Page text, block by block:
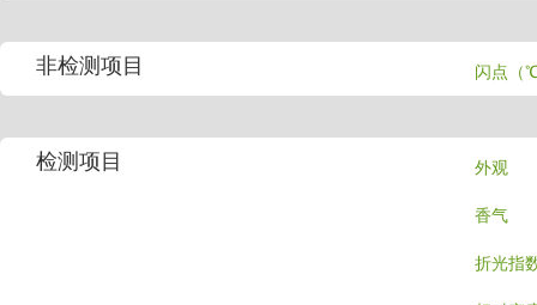
非检测项目 闪点（
检测项目 外观
香气
折光指